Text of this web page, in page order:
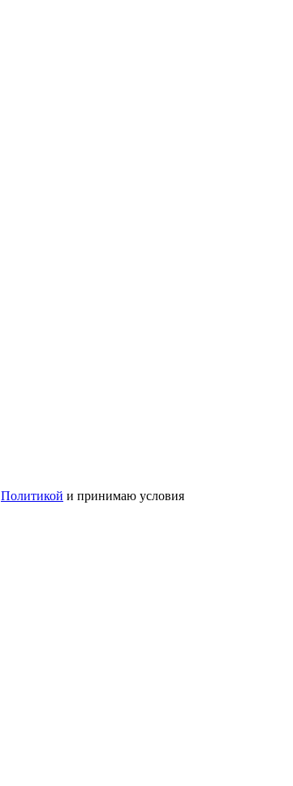
Политикой и принимаю условия